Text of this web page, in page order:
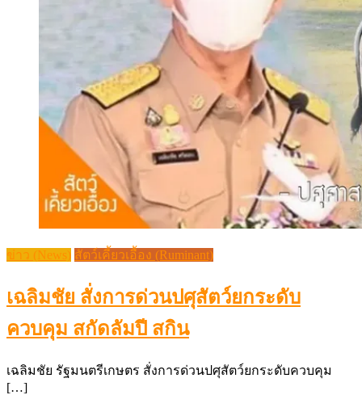
ข่าว (News) สัตว์เคี้ยวเอื้อง (Ruminant)
เฉลิมชัย สั่งการด่วนปศุสัตว์ยกระดับ
ควบคุม สกัดลัมปี สกิน
เฉลิมชัย รัฐมนตรีเกษตร สั่งการด่วนปศุสัตว์ยกระดับควบคุม
[…]